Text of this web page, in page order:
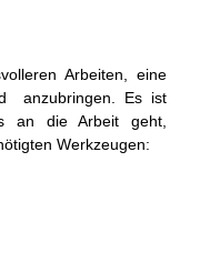
Arbeiten, eine
anzubringen. Es ist
an die Arbeit geht,
Werkzeugen: